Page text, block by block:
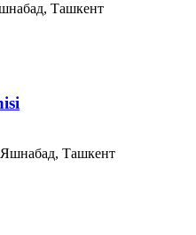
Ташкент
Яшнабад, Ташкент